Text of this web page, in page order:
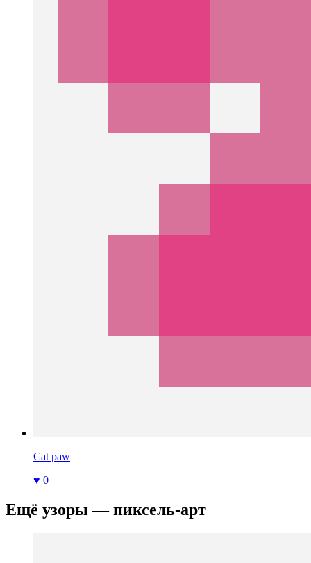
Cat paw
♥ 0
Ещё узоры — пиксель-арт